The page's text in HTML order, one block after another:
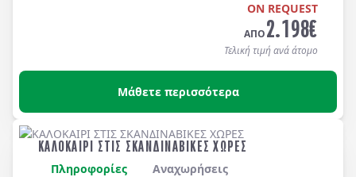
ON REQUEST
ΑΠΟ2.198€
Τελική τιμή ανά άτομο
Μάθετε περισσότερα
ΚΑΛΟΚΑΙΡΙ ΣΤΙΣ ΣΚΑΝΔΙΝΑΒΙΚΕΣ ΧΩΡΕΣ
Πληροφορίες
Αναχωρήσεις